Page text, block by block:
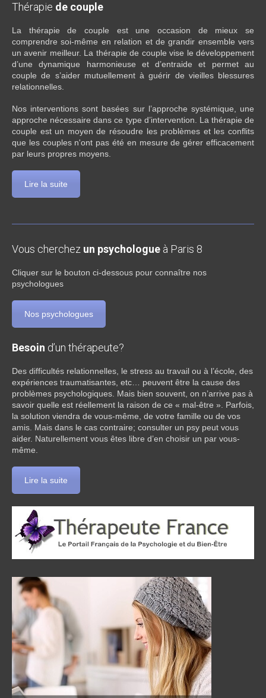
Thérapie de couple
La thérapie de couple est une occasion de mieux se
comprendre soi-même en relation et de grandir ensemble vers
un avenir meilleur. La thérapie de couple vise le développement
d’une dynamique harmonieuse et d’entraide et permet au
couple de s’aider mutuellement à guérir de vieilles blessures
relationnelles.
Nos interventions sont basées sur l’approche systémique, une
approche nécessaire dans ce type d’intervention. La thérapie de
couple est un moyen de résoudre les problèmes et les conflits
que les couples n'ont pas été en mesure de gérer efficacement
par leurs propres moyens.
Lire la suite
Vous cherchez un psychologue à Paris 8
Cliquer sur le bouton ci-dessous pour connaître nos
psychologues
Nos psychologues
Besoin d’un thérapeute?
Des difficultés relationnelles, le stress au travail ou à l’école, des
expériences traumatisantes, etc… peuvent être la cause des
problèmes psychologiques. Mais bien souvent, on n’arrive pas à
savoir quelle est réellement la raison de ce « mal-être ». Parfois,
la solution viendra de vous-même, de votre famille ou de vos
amis. Mais dans le cas contraire; consulter un psy peut vous
aider. Naturellement vous êtes libre d’en choisir un par vous-
même.
Lire la suite